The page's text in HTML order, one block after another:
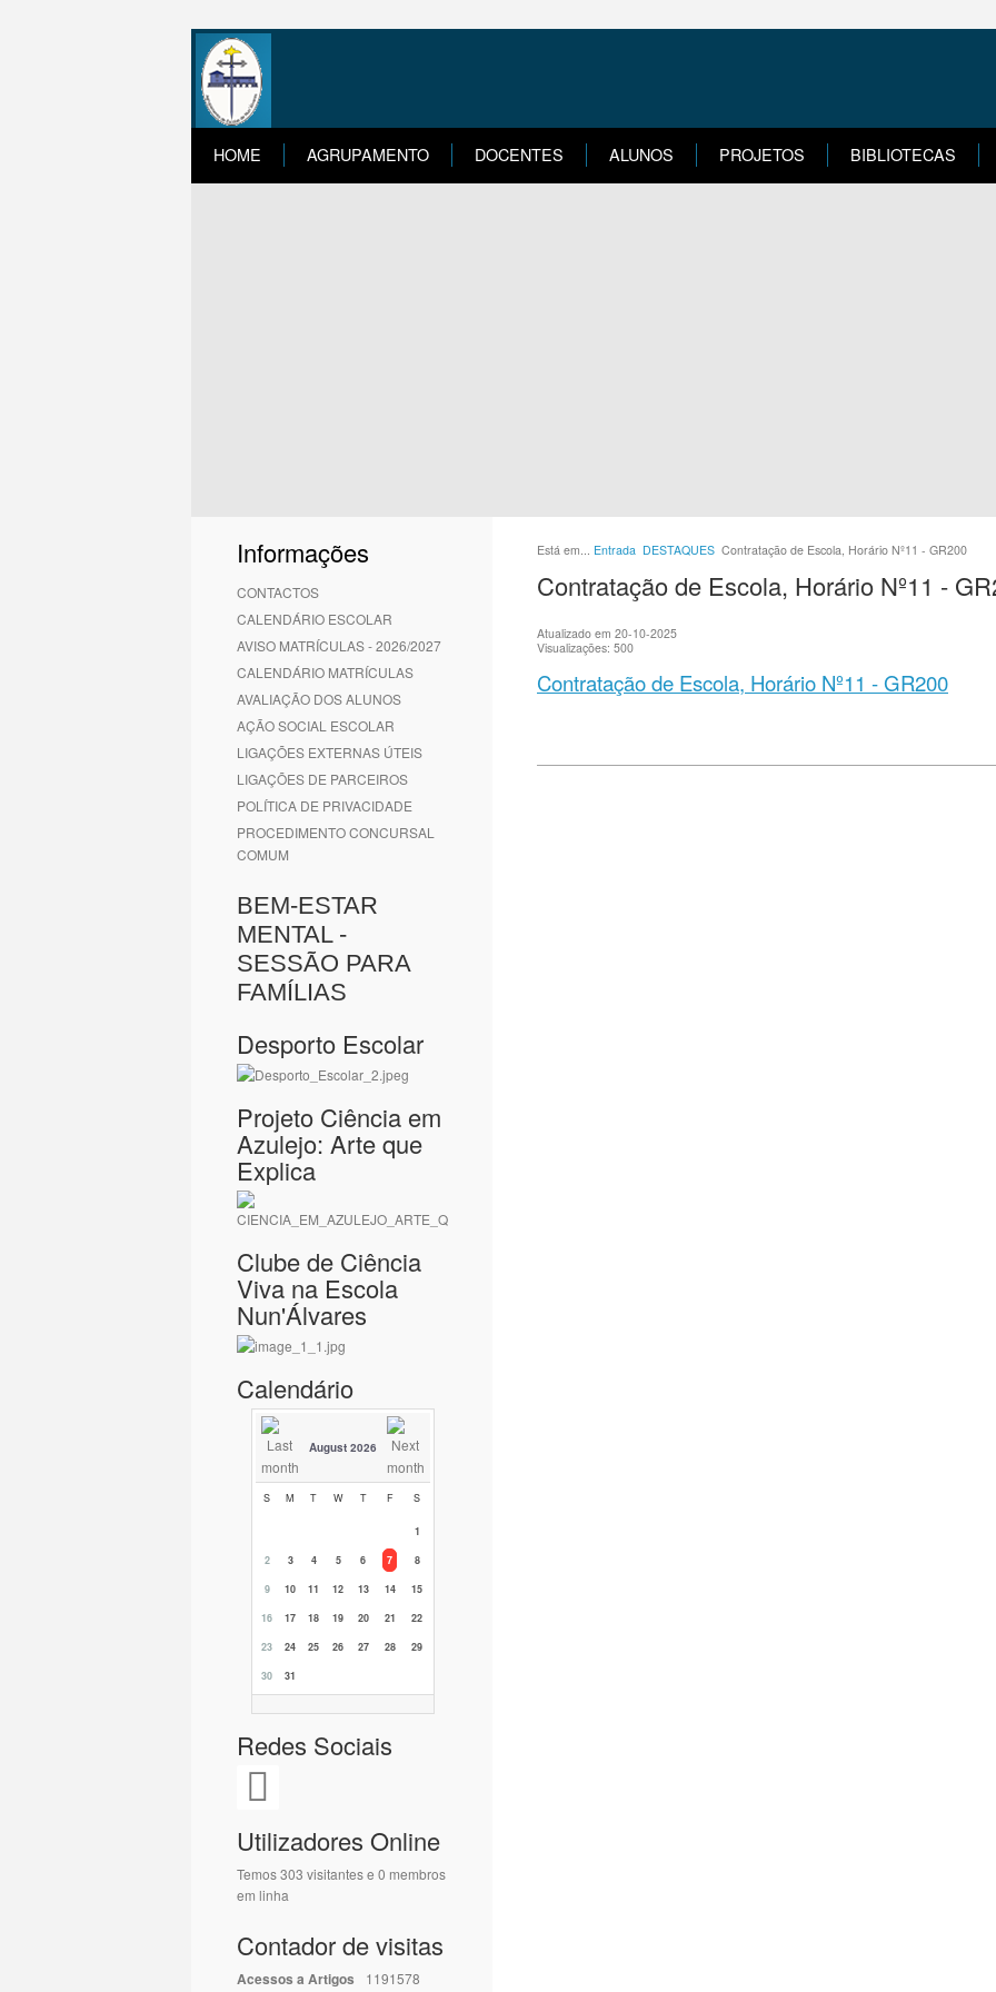
HOME AGRUPAMENTO DOCENTES ALUNOS PROJETOS BIBLIOTECAS
Informações
CONTACTOS
CALENDÁRIO ESCOLAR
AVISO MATRÍCULAS - 2026/2027
CALENDÁRIO MATRÍCULAS
AVALIAÇÃO DOS ALUNOS
AÇÃO SOCIAL ESCOLAR
LIGAÇÕES EXTERNAS ÚTEIS
LIGAÇÕES DE PARCEIROS
POLÍTICA DE PRIVACIDADE
PROCEDIMENTO CONCURSAL
COMUM
BEM-ESTAR
MENTAL -
SESSÃO PARA
FAMÍLIAS
Desporto Escolar
Projeto Ciência em
Azulejo: Arte que
Explica
Clube de Ciência
Viva na Escola
Nun'Álvares
Calendário
August 2026
S M T W T F S
1
2
3 4 5 6 7
8
9
10 11 12 13 14
15
16
17 18 19 20 21
22
23
24 25 26 27 28
29
30
31
Redes Sociais
Utilizadores Online
Temos 303 visitantes e 0 membros
em linha
Contador de visitas
Acessos a Artigos 1191578
Está em... Entrada DESTAQUES Contratação de Escola, Horário Nº11 - GR200
Contratação de Escola, Horário Nº11 -
Atualizado em 20-10-2025
Visualizações: 500
Contratação de Escola, Horário Nº11 - GR200